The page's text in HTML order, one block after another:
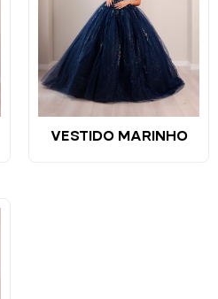
VESTIDO MARINHO